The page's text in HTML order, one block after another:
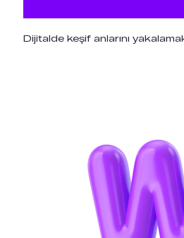
Dijitalde keşif anlarını